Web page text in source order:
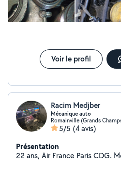
Voir le profil
Racim Medjber
Mécanique auto
Romainville (Grands
5/5 (4 avis)
Présentation
22 ans, Air France Paris CDG.